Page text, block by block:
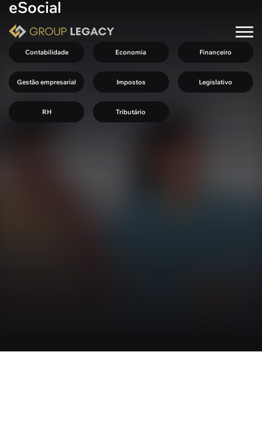
eSocial
Contabilidade Economia Financeiro
Gestão empresarial Impostos Legislativo
RH Tributário